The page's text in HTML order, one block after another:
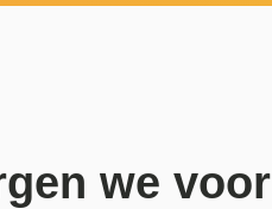
we voor